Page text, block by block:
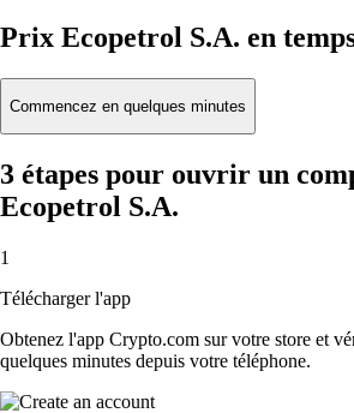
Prix Ecopetrol S.A. en
Commencez en quelques minutes
3 étapes pour ouvrir un
Ecopetrol S.A.
1
Télécharger l'app
Obtenez l'app Crypto.com sur votre store et
quelques minutes depuis votre téléphone.